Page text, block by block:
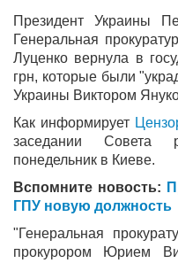
Президент Украины
Генеральная
Луценко вернула в
грн, которые были
Украины Виктором
Как информирует
заседании Совета
понедельник в Киеве.
Вспомните новость:
ГПУ новую должность
"Генеральная
прокурором Юрием